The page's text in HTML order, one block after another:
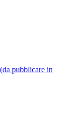
pubblicare in